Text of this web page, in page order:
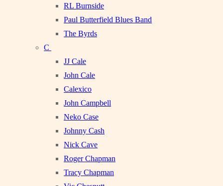
RL Burnside
Paul Butterfield Blues Band
The Byrds
C
JJ Cale
John Cale
Calexico
John Campbell
Neko Case
Johnny Cash
Nick Cave
Roger Chapman
Tracy Chapman